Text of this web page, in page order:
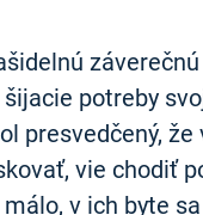
potreby
presvedčený,
vie chodiť
v ich byte